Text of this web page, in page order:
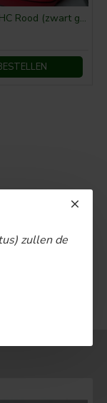
zullen de
Kussen IHC Rood (zwart gestikt)